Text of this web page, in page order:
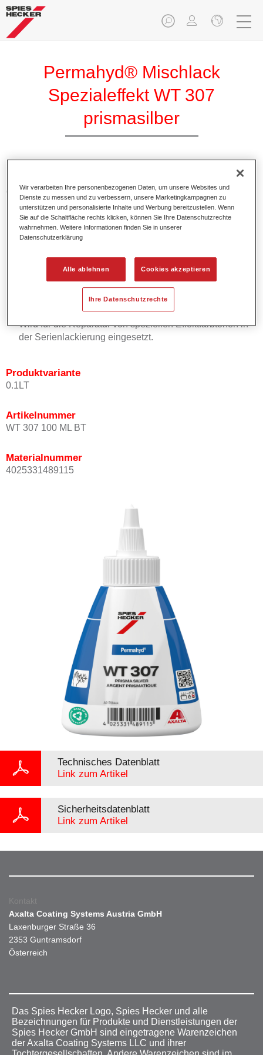
Permahyd® Mischlack
Spezialeffekt WT 307
prismasilber
Permahyd Mischlack Spezialeffekt WT 307 prismasilber
eignet sich für die Ausmischung vonPermahyd Hi-TEC
Basislack 480 und Permahyd Basislack 286.
Produktmerkmale
Bietet eine hohe Farbtongenauigkeit und gleichmäßige
Effektausrichtung.
Fördert kurze Prozesszeiten.
Ermöglicht einfaches und sicheres Einlackieren.
Ist sehr ergiebig.
Wird für die Reparatur von speziellen Effektfarbtönen in
der Serienlackierung eingesetzt.
Produktvariante
0.1LT
Artikelnummer
WT 307 100 ML BT
Materialnummer
4025331489115
Technisches Datenblatt
Link zum Artikel
Sicherheitsdatenblatt
Link zum Artikel
Kontakt
Axalta Coating Systems Austria GmbH
Laxenburger Straße 36
2353 Guntramsdorf
Österreich
Das Spies Hecker Logo, Spies Hecker und alle
Bezeichnungen für Produkte und Dienstleistungen der
Spies Hecker GmbH sind eingetragene Warenzeichen
der Axalta Coating Systems LLC und ihrer
Wir verarbeiten Ihre personenbezogenen Daten, um unsere Websites und
Dienste zu messen und zu verbessern, unsere Marketingkampagnen zu
unterstützen und personalisierte Inhalte und Werbung bereitzustellen. Wenn
Sie auf die Schaltfläche rechts klicken, können Sie Ihre Datenschutzrechte
wahrnehmen. Weitere Informationen finden Sie in unserer
Datenschutzerklärung
Alle ablehnen Cookies akzeptieren
Ihre Datenschutzrechte